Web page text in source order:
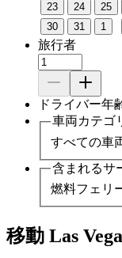
23
24 25
30
31 1
旅行者
ドライバー年
車両カテゴ
すべての車
含まれるサ
燃料フェリ
移動 Las